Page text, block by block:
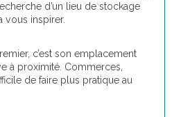
d’un lieu de stockage
vous inspirer.
c’est son emplacement
à proximité. Commerces,
de faire plus pratique au